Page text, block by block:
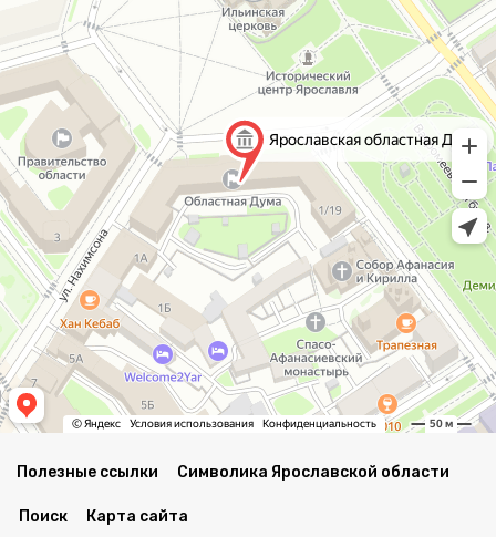
Полезные ссылки Символика Ярославской области
Поиск Карта сайта